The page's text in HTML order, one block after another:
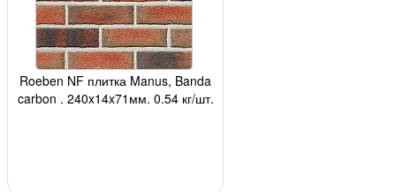
Roeben NF плитка Manus, Banda
carbon , 240x14x71мм, 0,54 кг/шт,